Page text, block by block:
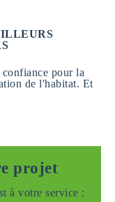
pour la
de l'habitat. Et
projet
à votre service :